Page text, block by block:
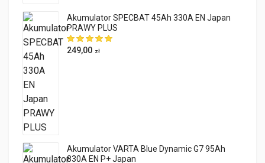
Akumulator SPECBAT 45Ah 330A EN Japan
PRAWY PLUS
249,00 zł
Akumulator VARTA Blue Dynamic G7 95Ah
830A EN P+ Japan